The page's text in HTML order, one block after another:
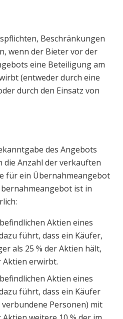
Beschränkungen
wenn der Bieter vor der
eine Beteiligung am
(entweder durch eine
durch den Einsatz von
des Angebots
Anzahl der verkauften
für ein Übernahmeangebot
ist in
Aktien eines
führt, dass ein Käufer,
als 25 % der Aktien hält,
Aktien erwirbt.
Aktien eines
führt, dass ein Käufer
Personen) mit